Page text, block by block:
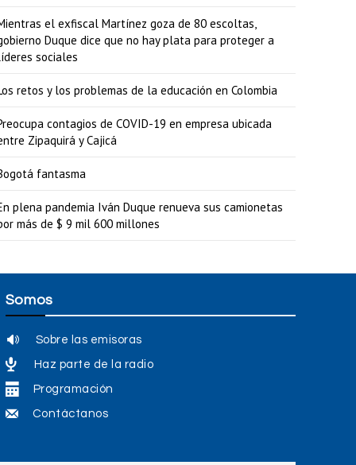
el exfiscal Martínez goza de 80 escoltas,
Duque dice que no hay plata para proteger a
sociales
retos y los problemas de la educación en Colombia
contagios de COVID-19 en empresa ubicada
Zipaquirá y Cajicá
fantasma
plena pandemia Iván Duque renueva sus camionetas
más de $ 9 mil 600 millones
Somos
Sobre las emisoras
Haz parte de la radio
Programación
Contáctanos